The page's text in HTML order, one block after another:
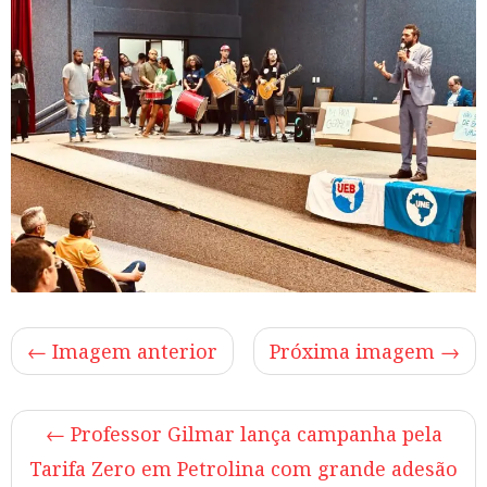
← Imagem anterior Próxima imagem →
← Professor Gilmar lança campanha pela
Tarifa Zero em Petrolina com grande adesão